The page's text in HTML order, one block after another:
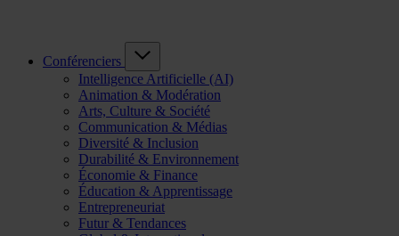
Conférenciers
Intelligence Artificielle (AI)
Animation & Modération
Arts, Culture & Société
Communication & Médias
Diversité & Inclusion
Durabilité & Environnement
Économie & Finance
Éducation & Apprentissage
Entrepreneuriat
Futur & Tendances